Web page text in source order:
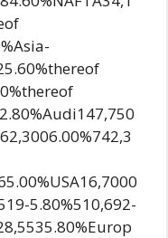
5.80%510,692-